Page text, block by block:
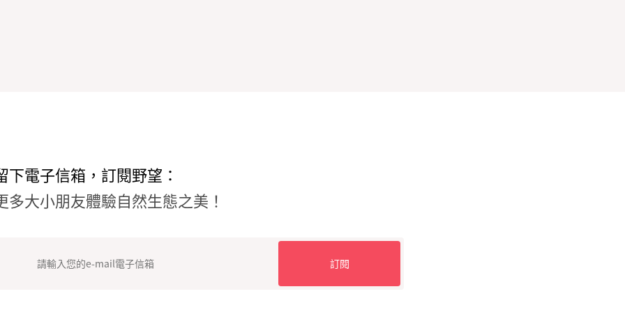
下電子信箱，訂閱野望：
多大小朋友體驗自然生態之美！